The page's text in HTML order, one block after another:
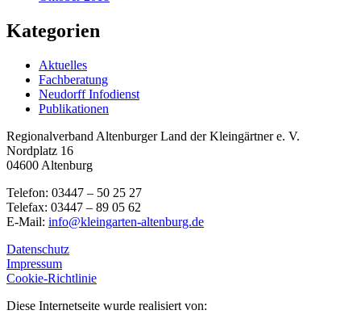
Kategorien
Aktuelles
Fachberatung
Neudorff Infodienst
Publikationen
Regionalverband Altenburger Land der Kleingärtner e. V.
Nordplatz 16
04600 Altenburg
Telefon: 03447 – 50 25 27
Telefax: 03447 – 89 05 62
E-Mail: info@kleingarten-altenburg.de
Datenschutz
Impressum
Cookie-Richtlinie
Diese Internetseite wurde realisiert von: